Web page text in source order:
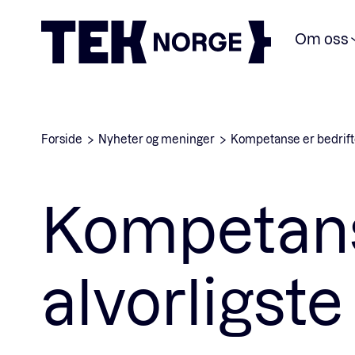
Om oss
Forside Nyheter og meninger Kompetanse er